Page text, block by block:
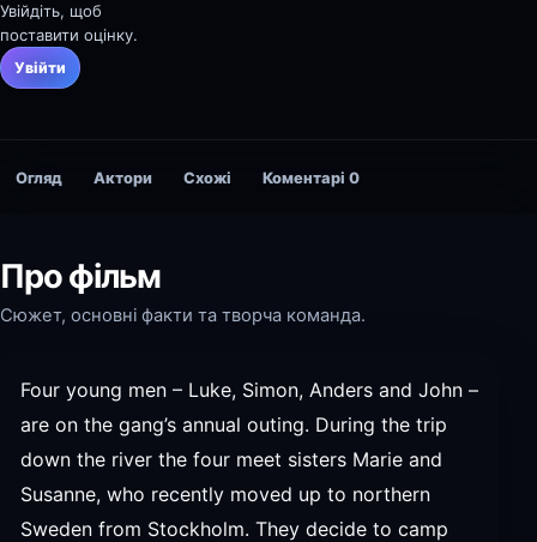
Увійдіть, щоб
поставити оцінку.
Увійти
Огляд Актори Схожі Коментарі 0
Про фільм
Сюжет, основні факти та творча команда.
Four young men – Luke, Simon, Anders and John –
are on the gang’s annual outing. During the trip
down the river the four meet sisters Marie and
Susanne, who recently moved up to northern
Sweden from Stockholm. They decide to camp